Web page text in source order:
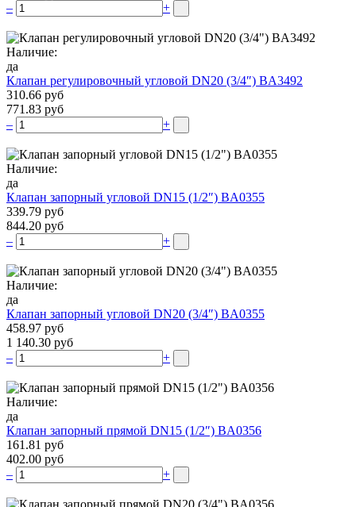
–
+
Наличие:
да
Клапан регулировочный угловой DN20 (3/4″) BA3492
310.66 руб
771.83 руб
–
+
Наличие:
да
Клапан запорный угловой DN15 (1/2″) BA0355
339.79 руб
844.20 руб
–
+
Наличие:
да
Клапан запорный угловой DN20 (3/4″) BA0355
458.97 руб
1 140.30 руб
–
+
Наличие:
да
Клапан запорный прямой DN15 (1/2″) BA0356
161.81 руб
402.00 руб
–
+